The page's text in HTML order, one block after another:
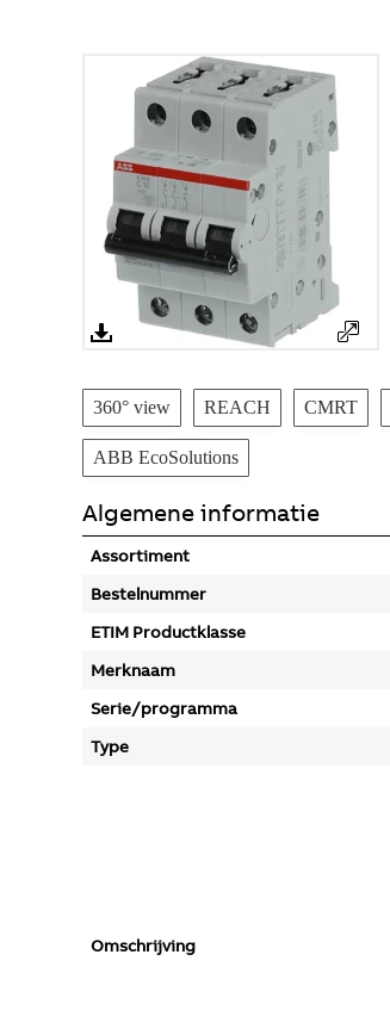
360° view REACH CMRT
ABB EcoSolutions
Algemene informatie
Assortiment
Bestelnummer
ETIM Productklasse
Merknaam
Serie/programma
Type
Omschrijving